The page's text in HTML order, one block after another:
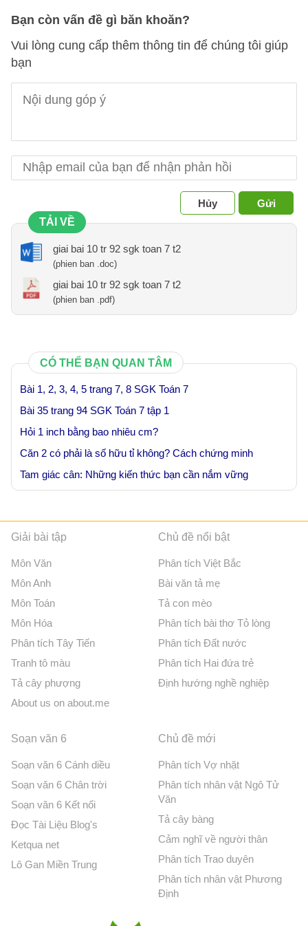
Bạn còn vấn đề gì băn khoăn?
Vui lòng cung cấp thêm thông tin để chúng tôi giúp
bạn
Hủy
Gửi
TẢI VỀ
giai bai 10 tr 92 sgk toan 7 t2
(phien ban .doc)
giai bai 10 tr 92 sgk toan 7 t2
(phien ban .pdf)
CÓ THỂ BẠN QUAN TÂM
Bài 1, 2, 3, 4, 5 trang 7, 8 SGK Toán 7
Bài 35 trang 94 SGK Toán 7 tập 1
Hỏi 1 inch bằng bao nhiêu cm?
Căn 2 có phải là số hữu tỉ không? Cách chứng minh
Tam giác cân: Những kiến thức bạn cần nắm vững
Giải bài tập
Môn Văn
Môn Anh
Môn Toán
Môn Hóa
Phân tích Tây Tiến
Tranh tô màu
Tả cây phượng
About us on about.me
Chủ đề nổi bật
Phân tích Việt Bắc
Bài văn tả mẹ
Tả con mèo
Phân tích bài thơ Tỏ lòng
Phân tích Đất nước
Phân tích Hai đứa trẻ
Định hướng nghề nghiệp
Soạn văn 6
Soạn văn 6 Cánh diều
Soạn văn 6 Chân trời
Soạn văn 6 Kết nối
Đọc Tài Liệu Blog's
Ketqua net
Lô Gan Miền Trung
Chủ đề mới
Phân tích Vợ nhặt
Phân tích nhân vật Ngô Tử
Văn
Tả cây bàng
Cảm nghĩ về người thân
Phân tích Trao duyên
Phân tích nhân vật Phương
Định